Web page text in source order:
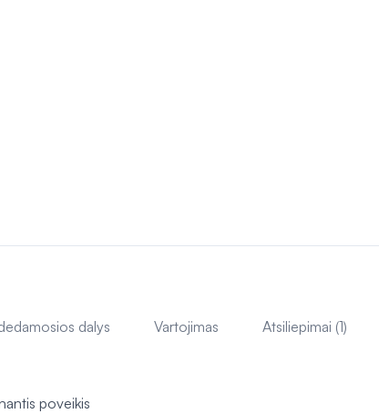
dalys Vartojimas Atsiliepimai (1)
poveikis